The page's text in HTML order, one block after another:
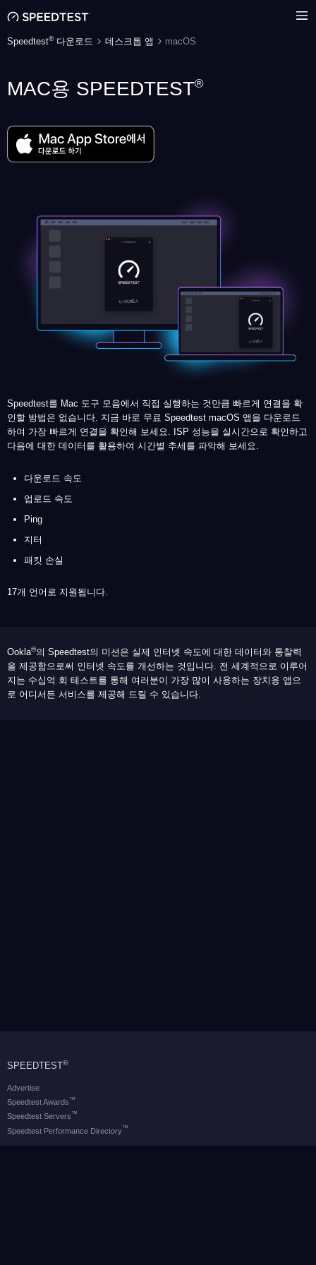
Speedtest®다운로드 데스크톱 앱 macOS
MAC용 SPEEDTEST®
Speedtest를 Mac 도구 모음에서 직접 실행하는 것만큼 빠르게 연결을 확
인할 방법은 없습니다. 지금 바로 무료 Speedtest macOS 앱을 다운로드
하여 가장 빠르게 연결을 확인해 보세요. ISP 성능을 실시간으로 확인하고
다음에 대한 데이터를 활용하여 시간별 추세를 파악해 보세요.
다운로드 속도
업로드 속도
Ping
지터
패킷 손실
17개 언어로 지원됩니다.
Ookla®의 Speedtest의 미션은 실제 인터넷 속도에 대한 데이터와 통찰력
을 제공함으로써 인터넷 속도를 개선하는 것입니다. 전 세계적으로 이루어
지는 수십억 회 테스트를 통해 여러분이 가장 많이 사용하는 장치용 앱으
로 어디서든 서비스를 제공해 드릴 수 있습니다.
SPEEDTEST®
Advertise
Speedtest Awards ™
Speedtest Servers ™
Speedtest Performance Directory™